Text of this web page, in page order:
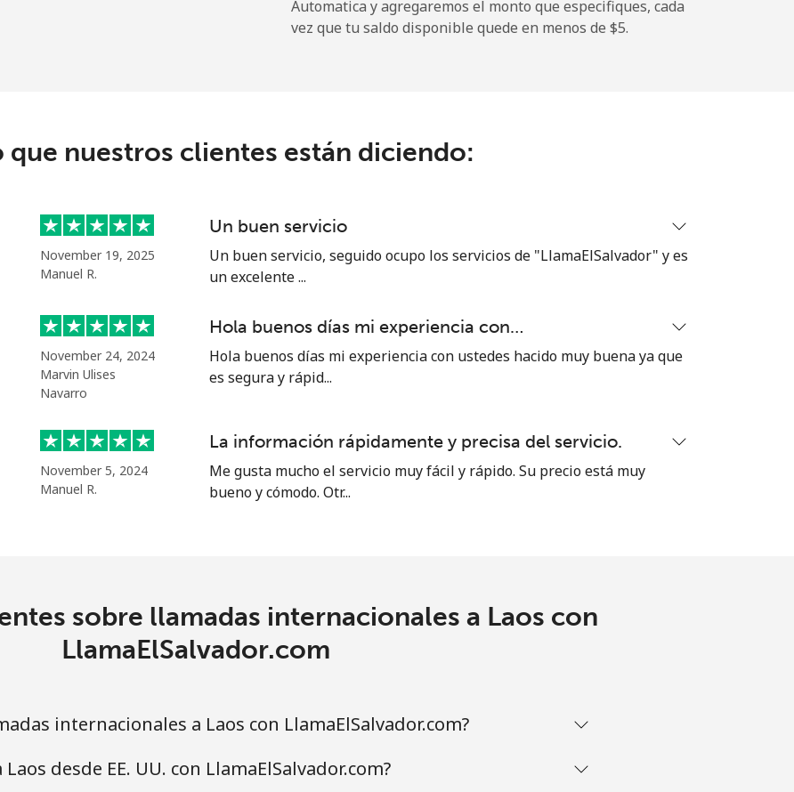
71 min por ⁦$10⁩
169 min por ⁦$10⁩
33 min por ⁦$10⁩
Automatica y agregaremos el monto que especifiques, cada
vez que tu saldo disponible quede en menos de ⁦$5⁩.
que nuestros clientes están diciendo:
November 19, 2025
Manuel R.
Un buen servicio
Un buen servicio, seguido ocupo los servicios de "LlamaElSalvador" y es
un excelente ...
November 24, 2024
Marvin Ulises
Navarro
Hola buenos días mi experiencia con…
Hola buenos días mi experiencia con ustedes hacido muy buena ya que
es segura y rápid...
November 5, 2024
Manuel R.
La información rápidamente y precisa del servicio.
Me gusta mucho el servicio muy fácil y rápido. Su precio está muy
bueno y cómodo. Otr...
sobre llamadas internacionales a Laos con
LlamaElSalvador.com
internacionales a Laos con LlamaElSalvador.com?
desde EE. UU. con LlamaElSalvador.com?